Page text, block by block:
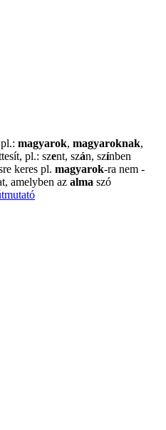
magyarok, magyaroknak,
pl.: szent, szán, színben
keres pl. magyarok-ra nem -
amelyben az alma szó